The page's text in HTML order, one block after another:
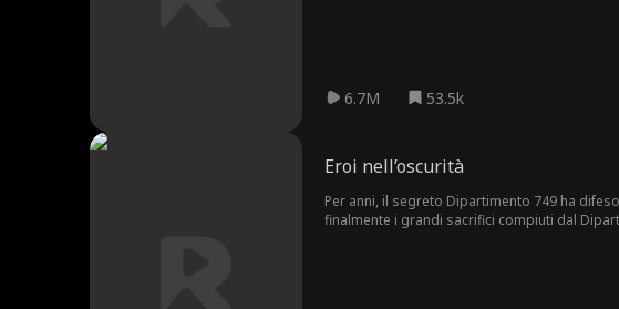
6.7M 53.5k
Eroi nell’oscurità
Per anni, il segreto Dipartimento 749 ha
finalmente i grandi sacrifici compiuti dal